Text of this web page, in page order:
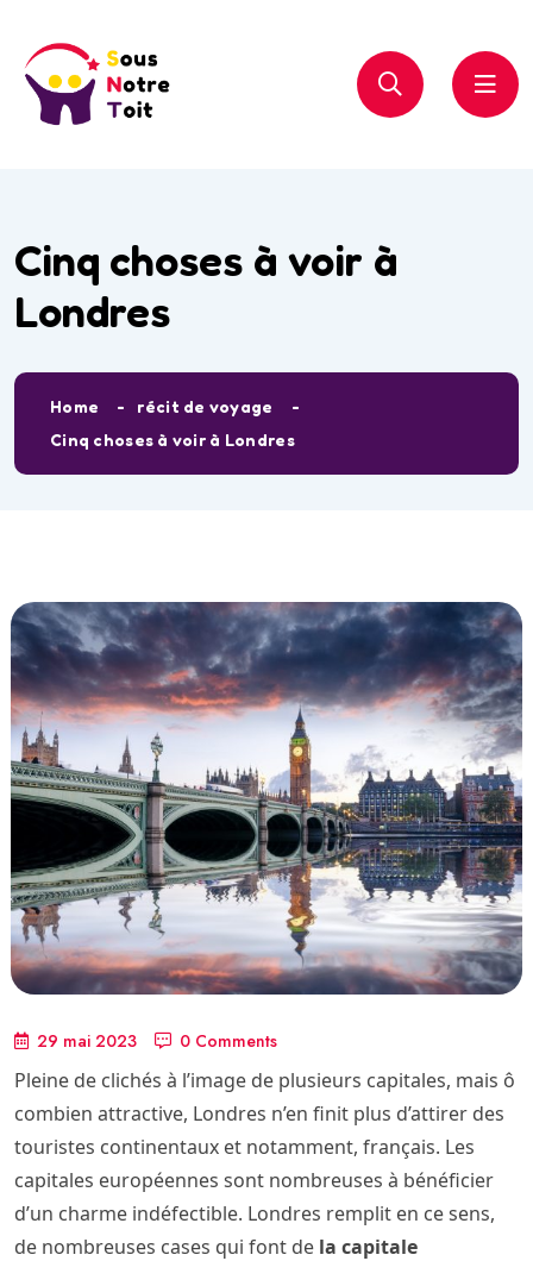
Cinq choses à voir à
Londres
Home
récit de voyage
Cinq choses à voir à Londres
29 mai 2023 0 Comments
Pleine de clichés à l’image de plusieurs capitales, mais ô
combien attractive, Londres n’en finit plus d’attirer des
touristes continentaux et notamment, français. Les
capitales européennes sont nombreuses à bénéficier
d’un charme indéfectible. Londres remplit en ce sens,
de nombreuses cases qui font de la capitale